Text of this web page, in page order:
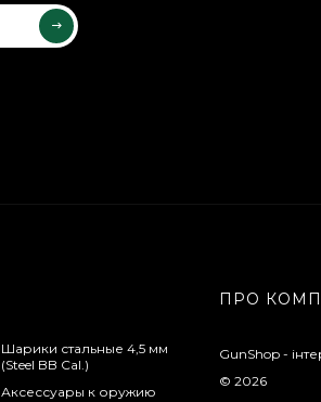
Шарики стальные 4,5 мм
(Steel BB Cal.)
Аксессуары к оружию
ПРО
GunShop -
© 2026